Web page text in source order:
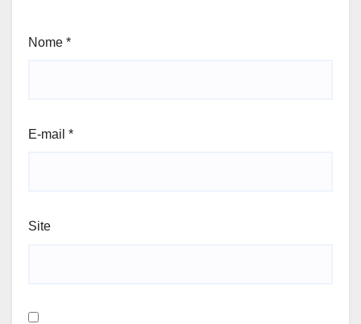
Nome *
E-mail *
Site